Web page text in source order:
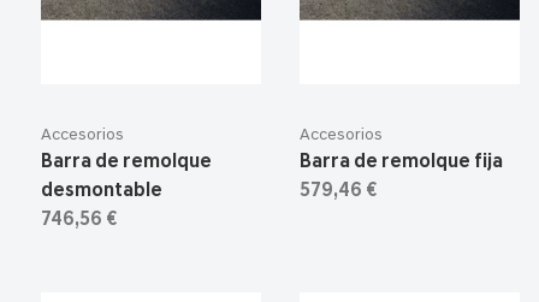
Accesorios
Barra de remolque
desmontable
746,56 €
Accesorios
Barra de remolque fija
579,46 €